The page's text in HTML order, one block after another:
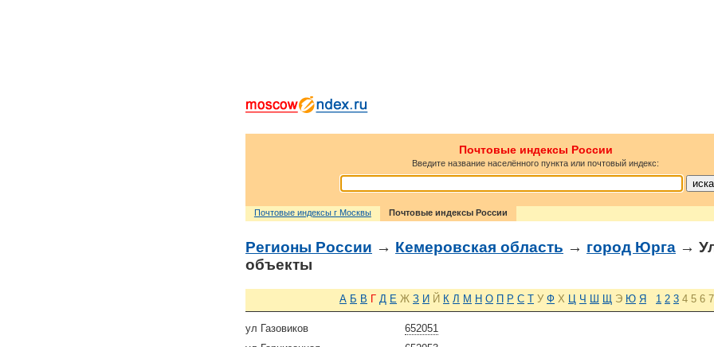
Почтовые индексы России
Введите название населённого пункта или почтовый индекс:
Почтовые индексы г Москвы Почтовые индексы России
Регионы России → Кемеровская область → город Юрга →
объекты
А Б В Г Д Е Ж З И Й К Л М Н О П Р С Т У Ф Х Ц Ч Ш Щ Э Ю Я 1 2 3 4 5 6 7
652051
ул Газовиков